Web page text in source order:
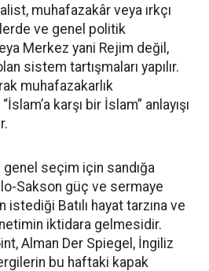
muhafazakâr veya ırkçı
ve genel politik
Merkez yani Rejim değil,
sistem tartışmaları yapılır.
muhafazakarlık
karşı bir İslam” anlayışı
genel seçim için sandığa
Sakson güç ve sermaye
istediği Batılı hayat tarzına ve
iktidara gelmesidir.
Alman Der Spiegel, İngiliz
bu haftaki kapak